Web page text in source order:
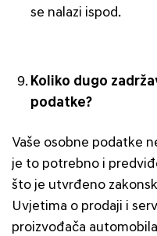
se nalazi ispod.
Koliko dugo
podatke?
Vaše osobne podatke
je to potrebno i
što je utvrđeno
Uvjetima o prodaji i
proizvođača